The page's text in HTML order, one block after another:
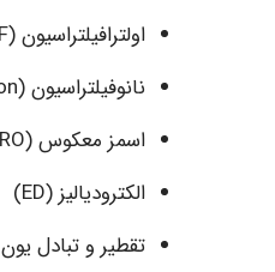
اولترافیلتراسیون (UF)
نانوفیلتراسیون (Nano filtration)
اسمز معکوس (RO)
الکترودیالیز (ED)
تقطیر و تبادل یون